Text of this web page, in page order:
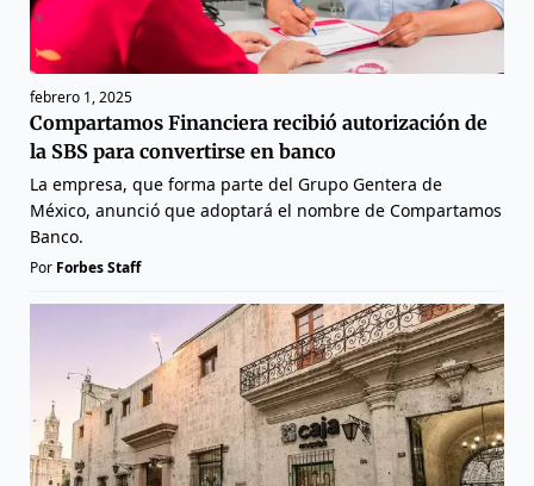
febrero 1, 2025
Compartamos Financiera recibió autorización de
la SBS para convertirse en banco
La empresa, que forma parte del Grupo Gentera de
México, anunció que adoptará el nombre de Compartamos
Banco.
Por Forbes Staff